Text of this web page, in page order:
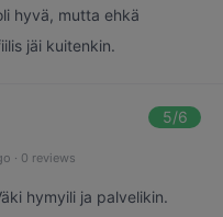
hyvä, mutta ehkä
jäi kuitenkin.
5/6
· 0 reviews
hymyili ja palvelikin.